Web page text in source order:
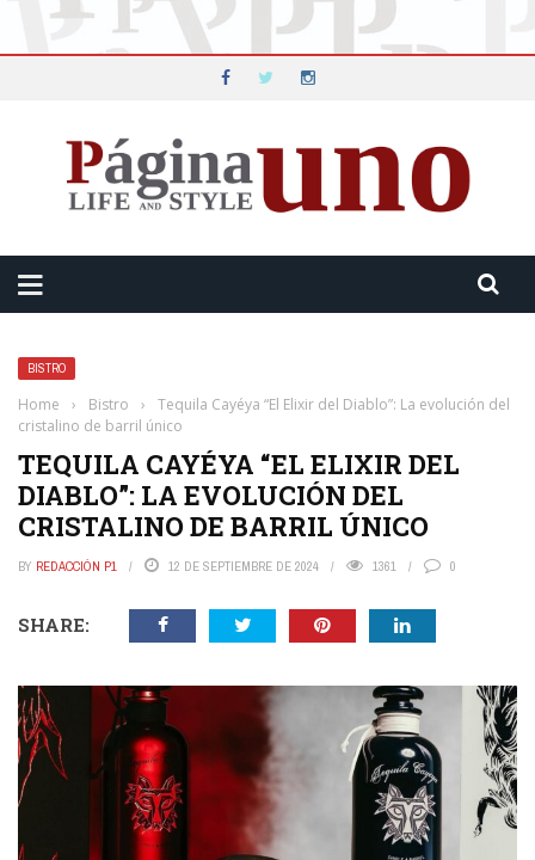
BISTRO
Home › Bistro ›
Tequila Cayéya “El Elixir del Diablo”: La evolución del
cristalino de barril único
TEQUILA CAYÉYA “EL ELIXIR DEL
DIABLO”: LA EVOLUCIÓN DEL
CRISTALINO DE BARRIL ÚNICO
BY REDACCIÓN P1 12 DE SEPTIEMBRE DE 2024 1361 0
SHARE: